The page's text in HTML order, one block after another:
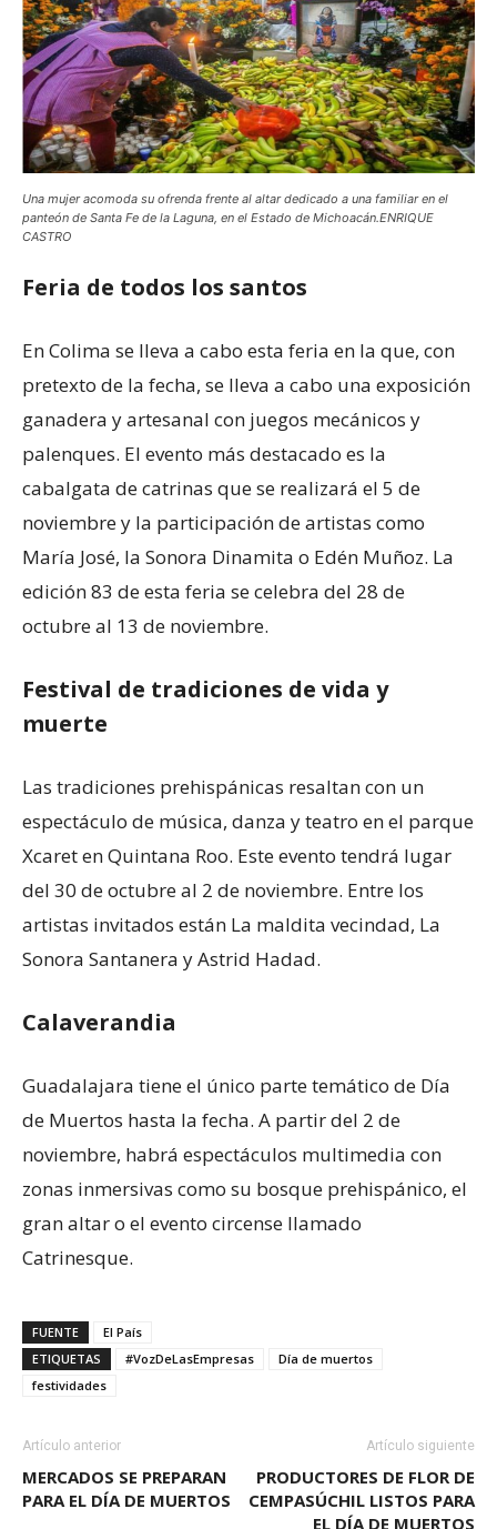
Una mujer acomoda su ofrenda frente al altar dedicado a una familiar en el
panteón de Santa Fe de la Laguna, en el Estado de Michoacán.ENRIQUE
CASTRO
Feria de todos los santos
En Colima se lleva a cabo esta feria en la que, con
pretexto de la fecha, se lleva a cabo una exposición
ganadera y artesanal con juegos mecánicos y
palenques. El evento más destacado es la
cabalgata de catrinas que se realizará el 5 de
noviembre y la participación de artistas como
María José, la Sonora Dinamita o Edén Muñoz. La
edición 83 de esta feria se celebra del 28 de
octubre al 13 de noviembre.
Festival de tradiciones de vida y
muerte
Las tradiciones prehispánicas resaltan con un
espectáculo de música, danza y teatro en el parque
Xcaret en Quintana Roo. Este evento tendrá lugar
del 30 de octubre al 2 de noviembre. Entre los
artistas invitados están La maldita vecindad, La
Sonora Santanera y Astrid Hadad.
Calaverandia
Guadalajara tiene el único parte temático de Día
de Muertos hasta la fecha. A partir del 2 de
noviembre, habrá espectáculos multimedia con
zonas inmersivas como su bosque prehispánico, el
gran altar o el evento circense llamado
Catrinesque.
FUENTE
El País
ETIQUETAS
#VozDeLasEmpresas
Día de muertos
festividades
Artículo anterior
MERCADOS SE PREPARAN
PARA EL DÍA DE MUERTOS
Artículo siguiente
PRODUCTORES DE FLOR DE
CEMPASÚCHIL LISTOS PARA
EL DÍA DE MUERTOS